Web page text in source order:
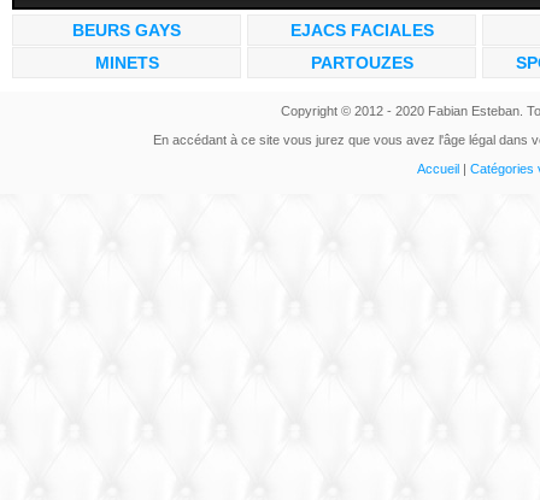
BEURS GAYS
EJACS FACIALES
MINETS
PARTOUZES
Copyright © 2012 - 2020 Fabian Esteban.
En accédant à ce site vous jurez que vous avez l'âge légal dans
Accueil| Catégories